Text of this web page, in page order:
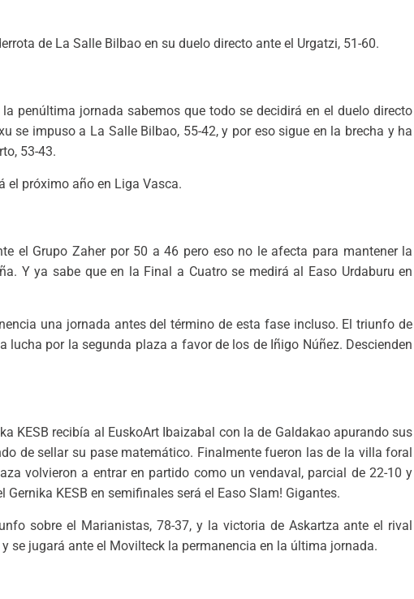
de La Salle Bilbao en su duelo directo ante el Urgatzi, 51-60.
penúltima jornada sabemos que todo se decidirá en el duelo directo
se impuso a La Salle Bilbao, 55-42, y por eso sigue en la brecha y ha
53-43.
el próximo año en Liga Vasca.
el Grupo Zaher por 50 a 46 pero eso no le afecta para mantener la
Y ya sabe que en la Final a Cuatro se medirá al Easo Urdaburu en
una jornada antes del término de esta fase incluso. El triunfo de
por la segunda plaza a favor de los de Iñigo Núñez. Descienden
KESB recibía al EuskoArt Ibaizabal con la de Galdakao apurando sus
de sellar su pase matemático. Finalmente fueron las de la villa foral
volvieron a entrar en partido como un vendaval, parcial de 22-10 y
KESB en semifinales será el Easo Slam! Gigantes.
sobre el Marianistas, 78-37, y la victoria de Askartza ante el rival
se jugará ante el Movilteck la permanencia en la última jornada.